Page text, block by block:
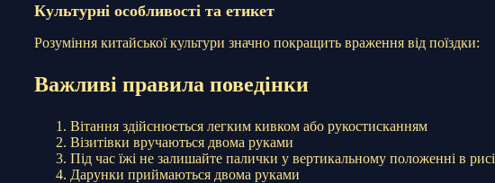
Культурні особливості та етикет
Розуміння китайської культури значно покращить враження від поїздки:
Важливі правила поведінки
Вітання здійснюється легким кивком або рукостисканням
Візитівки вручаються двома руками
Під час їжі не залишайте палички у вертикальному положенні в рисі
Дарунки приймаються двома руками